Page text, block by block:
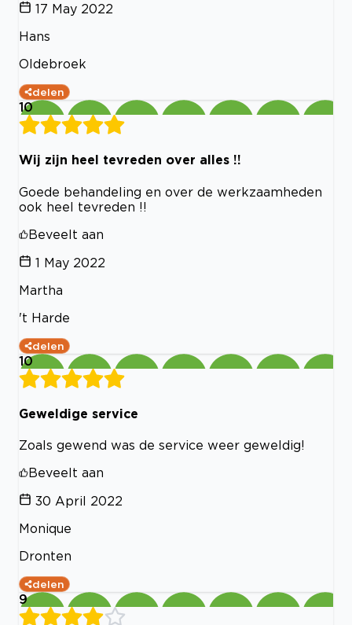
17 May 2022
Hans
Oldebroek
delen
10
Wij zijn heel tevreden over alles !!
Goede behandeling en over de werkzaamheden
ook heel tevreden !!
Beveelt aan
1 May 2022
Martha
't Harde
delen
10
Geweldige service
Zoals gewend was de service weer geweldig!
Beveelt aan
30 April 2022
Monique
Dronten
delen
9